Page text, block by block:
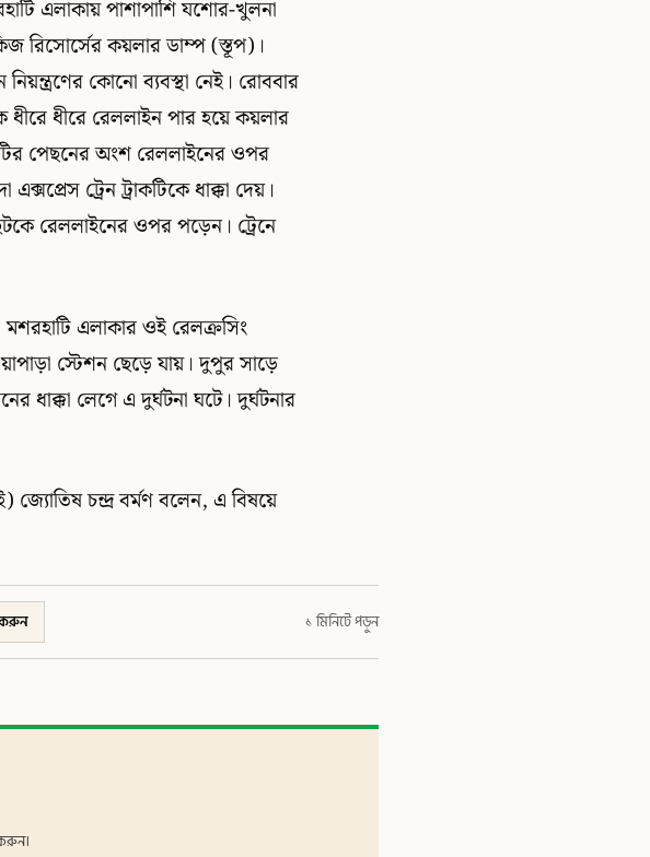
এলাকায় পাশাপাশি যশোর-খুলনা
রিসোর্সের কয়লার ডাম্প (স্তূপ)।
কোনো ব্যবস্থা নেই। রোববার
ধীরে রেললাইন পার হয়ে কয়লার
পেছনের অংশ রেললাইনের ওপর
ট্রেন ট্রাকটিকে ধাক্কা দেয়।
রেললাইনের ওপর পড়েন। ট্রেনে
এলাকার ওই রেলক্রসিং
স্টেশন ছেড়ে যায়। দুপুর সাড়ে
ধাক্কা লেগে এ দুর্ঘটনা ঘটে। দুর্ঘটনার
চন্দ্র বর্মণ বলেন, এ বিষয়ে
১ মিনিটে পড়ুন